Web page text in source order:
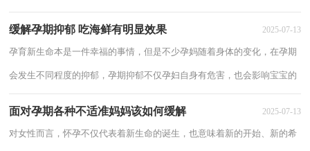
缓解孕期抑郁 吃海鲜有明显效果 2025-07-13
孕育新生命本是一件幸福的事情，但是不少孕妈随着身体的变化，在孕期
会发生不同程度的抑郁，孕期抑郁不仅孕妇自身有危害，也会影响宝宝的
面对孕期各种不适准妈妈该如何缓解 2025-07-13
对女性而言，怀孕不仅代表着新生命的诞生，也意味着新的开始、新的希